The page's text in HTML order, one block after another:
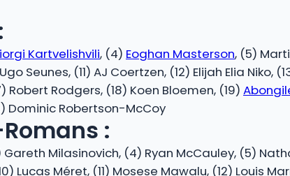
Kartvelishvili, (4) Eoghan Masterson, (5)
Seunes, (11) AJ Coertzen, (12) Elijah Elia Niko,
Robert Rodgers, (18) Koen Bloemen, (19)
Dominic Robertson-McCoy
:
Milasinovich, (4) Ryan McCauley, (5)
Lucas Méret, (11) Mosese Mawalu, (12) Louis